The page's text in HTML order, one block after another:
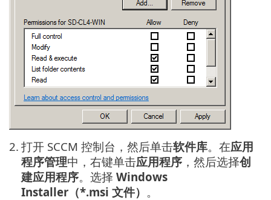
2. 打开 SCCM 控制台，然后单击软件库。在应用
程序管理中，右键单击应用程序 ，然后选择创
建应用程序。选择 Windows
Installer（*.msi 文件） 。